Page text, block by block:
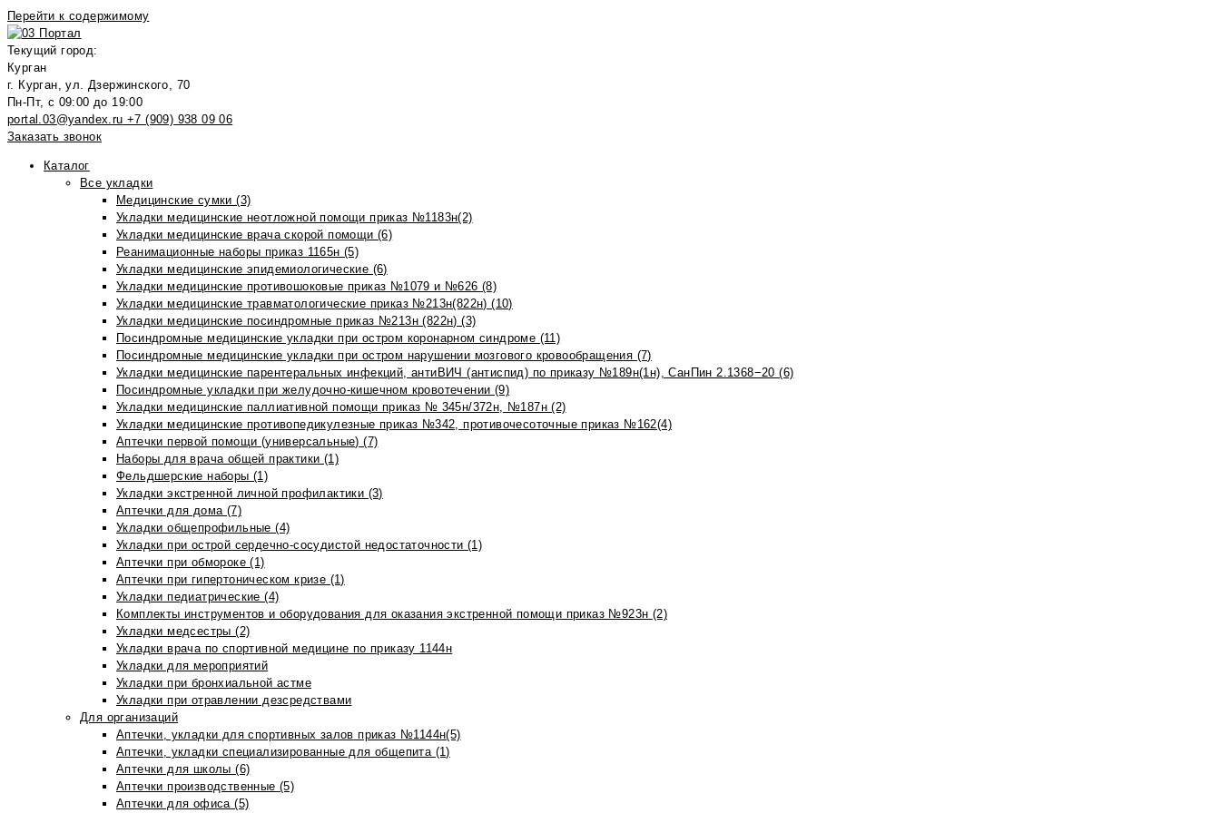
Перейти к содержимому
Текущий город:
Курган
г. Курган, ул. Дзержинского, 70
Пн-Пт, с 09:00 до 19:00
portal.03@yandex.ru +7 (909) 938 09 06
Заказать звонок
Каталог
Все укладки
Медицинские сумки (3)
Укладки медицинские неотложной помощи приказ №1183н(2)
Укладки медицинские врача скорой помощи (6)
Реанимационные наборы приказ 1165н (5)
Укладки медицинские эпидемиологические (6)
Укладки медицинские противошоковые приказ №1079 и №626 (8)
Укладки медицинские травматологические приказ №213н(822н) (10)
Укладки медицинские посиндромные приказ №213н (822н) (3)
Посиндромные медицинские укладки при остром коронарном синдроме (11)
Посиндромные медицинские укладки при остром нарушении мозгового кровообращения (7)
Укладки медицинские парентеральных инфекций, антиВИЧ (антиспид) по приказу №189н(1н), СанПин 2.1368−20 (6)
Посиндромные укладки при желудочно-кишечном кровотечении (9)
Укладки медицинские паллиативной помощи приказ № 345н/372н, №187н (2)
Укладки медицинские противопедикулезные приказ №342, противочесоточные приказ №162(4)
Аптечки первой помощи (универсальные) (7)
Наборы для врача общей практики (1)
Фельдшерские наборы (1)
Укладки экстренной личной профилактики (3)
Аптечки для дома (7)
Укладки общепрофильные (4)
Укладки при острой сердечно-сосудистой недостаточности (1)
Аптечки при обмороке (1)
Аптечки при гипертоническом кризе (1)
Укладки педиатрические (4)
Комплекты инструментов и оборудования для оказания экстренной помощи приказ №923н (2)
Укладки медсестры (2)
Укладки врача по спортивной медицине по приказу 1144н
Укладки для мероприятий
Укладки при бронхиальной астме
Укладки при отравлении дезсредствами
Для организаций
Аптечки, укладки для спортивных залов приказ №1144н(5)
Аптечки, укладки специализированные для общепита (1)
Аптечки для школы (6)
Аптечки производственные (5)
Аптечки для офиса (5)